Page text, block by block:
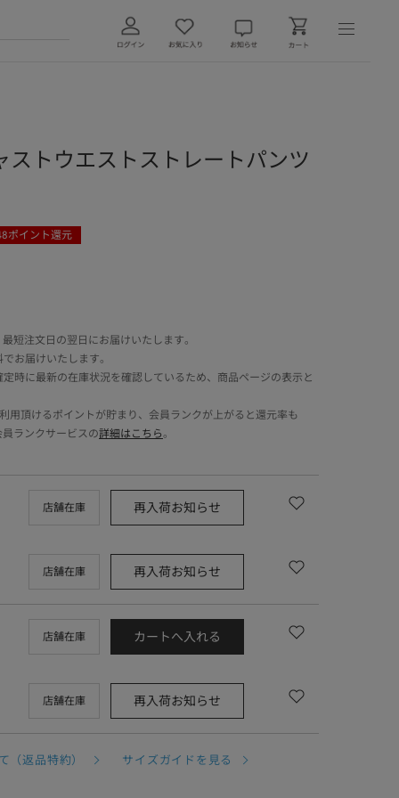
トウエストストレートパンツ
ポイント還元
短注文日の翌日にお届けいたします。
お届けいたします。
時に最新の在庫状況を確認しているため、商品ページの表示と
用頂けるポイントが貯まり、会員ランクが上がると還元率も
ランクサービスの詳細はこちら。
店舗在庫 再入荷お知らせ
店舗在庫 再入荷お知らせ
店舗在庫 カートへ入れる
店舗在庫 再入荷お知らせ
（返品特約） サイズガイドを見る